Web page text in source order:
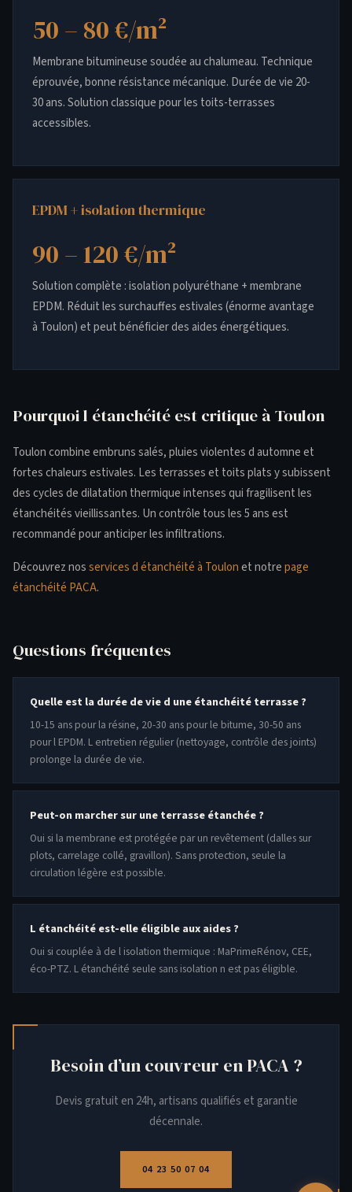
50 – 80 €/m²
Membrane bitumineuse soudée au chalumeau. Technique
éprouvée, bonne résistance mécanique. Durée de vie 20-
30 ans. Solution classique pour les toits-terrasses
accessibles.
EPDM + isolation thermique
90 – 120 €/m²
Solution complète : isolation polyuréthane + membrane
EPDM. Réduit les surchauffes estivales (énorme avantage
à Toulon) et peut bénéficier des aides énergétiques.
Pourquoi l étanchéité est critique à Toulon
Toulon combine embruns salés, pluies violentes d automne et
fortes chaleurs estivales. Les terrasses et toits plats y subissent
des cycles de dilatation thermique intenses qui fragilisent les
étanchéités vieillissantes. Un contrôle tous les 5 ans est
recommandé pour anticiper les infiltrations.
Découvrez nosservices d étanchéité à Toulonet notrepage
étanchéité PACA.
Questions fréquentes
Quelle est la durée de vie d une étanchéité terrasse ?
10-15 ans pour la résine, 20-30 ans pour le bitume, 30-50 ans
pour l EPDM. L entretien régulier (nettoyage, contrôle des joints)
prolonge la durée de vie.
Peut-on marcher sur une terrasse étanchée ?
Oui si la membrane est protégée par un revêtement (dalles sur
plots, carrelage collé, gravillon). Sans protection, seule la
circulation légère est possible.
L étanchéité est-elle éligible aux aides ?
Oui si couplée à de l isolation thermique : MaPrimeRénov, CEE,
éco-PTZ. L étanchéité seule sans isolation n est pas éligible.
Besoin d’un couvreur en PACA ?
Devis gratuit en 24h, artisans qualifiés et garantie
décennale.
04 23 50 07 04